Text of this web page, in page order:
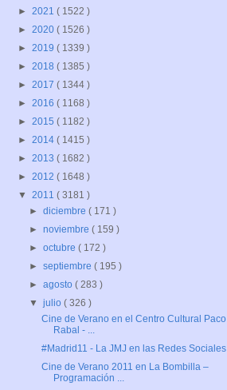
► 2021 ( 1522 )
► 2020 ( 1526 )
► 2019 ( 1339 )
► 2018 ( 1385 )
► 2017 ( 1344 )
► 2016 ( 1168 )
► 2015 ( 1182 )
► 2014 ( 1415 )
► 2013 ( 1682 )
► 2012 ( 1648 )
▼ 2011 ( 3181 )
►diciembre( 171 )
►noviembre( 159 )
►octubre( 172 )
►septiembre( 195 )
►agosto( 283 )
▼julio( 326 )
Cine de Verano en el Centro Cultural Paco
Rabal - ...
#Madrid11 - La JMJ en las Redes Sociales
Cine de Verano 2011 en La Bombilla –
Programación ...